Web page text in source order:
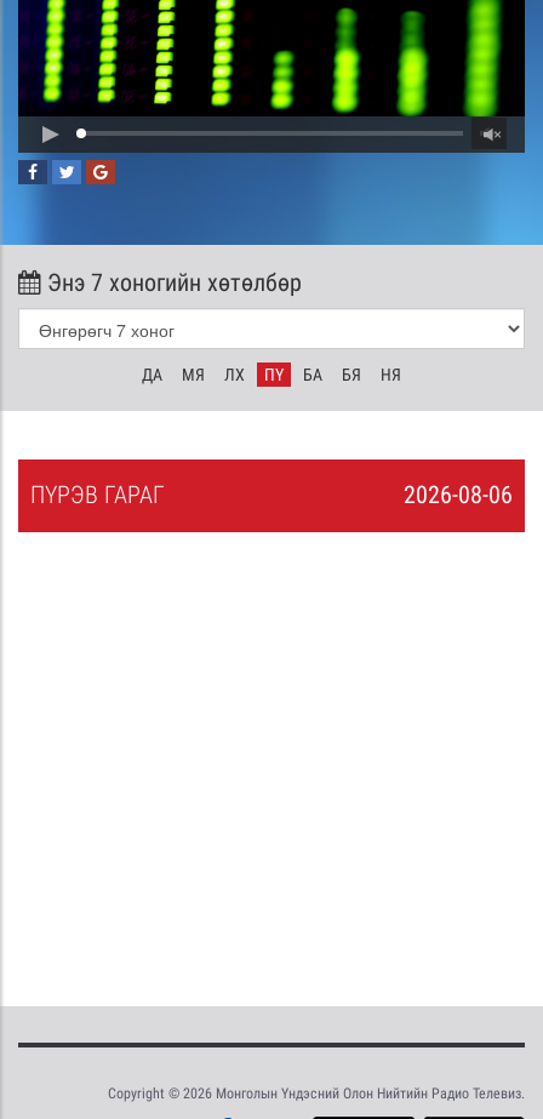
Энэ 7 хоногийн хөтөлбөр
ДА МЯ ЛХ ПҮ БА БЯ НЯ
2026-08-06
ПҮРЭВ ГАРАГ
Copyright © 2026 Монголын Үндэсний Олон Нийтийн Радио Телевиз.